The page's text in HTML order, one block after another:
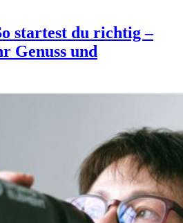
startest du richtig –
Genuss und